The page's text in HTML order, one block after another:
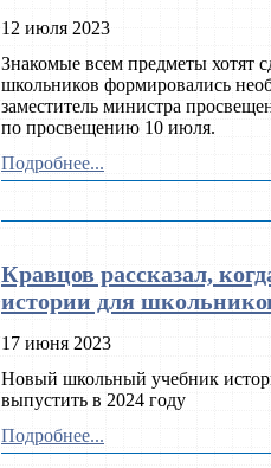
12 июля 2023
Знакомые всем предметы хотят
школьников формировались
заместитель министра
по просвещению 10 июля.
Подробнее...
Кравцов рассказал,
истории для
17 июня 2023
Новый школьный учебник
выпустить в 2024 году
Подробнее...